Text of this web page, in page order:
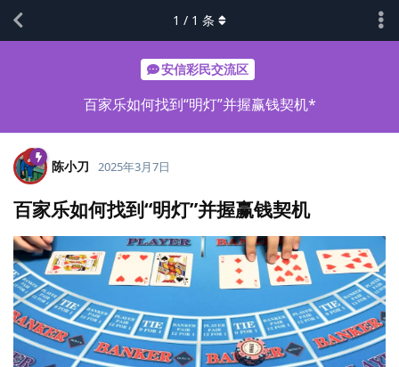
安信彩民交流区
百家乐如何找到“明灯”并握赢钱契机*
1 / 1 条
陈小刀 2025年3月7日
百家乐如何找到“明灯”并握赢钱契机